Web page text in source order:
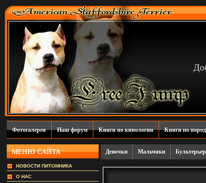
Фотогалерея Наш форум Книги по кинологии Книги по
МЕНЮ САЙТА
НОВОСТИ ПИТОМНИКА
О НАС
Девочки Мальчики